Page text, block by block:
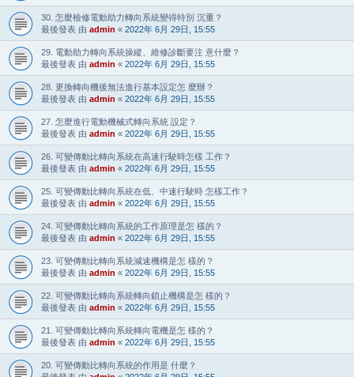
30. 怎麼檢修電動助力轉向系統變得特別 沉重？
最後發表 由 admin « 2022年 6月 29日, 15:55
29. 電動助力轉向系統操縱、維修診斷要注 意什麼？
最後發表 由 admin « 2022年 6月 29日, 15:55
28. 更換轉向機後無法進行基本設定怎 麼辦？
最後發表 由 admin « 2022年 6月 29日, 15:55
27. 怎麼進行電動機械式轉向系統 設定？
最後發表 由 admin « 2022年 6月 29日, 15:55
26. 可變傳動比轉向系統在高速行駛時怎樣 工作？
最後發表 由 admin « 2022年 6月 29日, 15:55
25. 可變傳動比轉向系統在低、中速行駛時 怎樣工作？
最後發表 由 admin « 2022年 6月 29日, 15:55
24. 可變傳動比轉向系統的工作原理是怎 樣的？
最後發表 由 admin « 2022年 6月 29日, 15:55
23. 可變傳動比轉向系統減速機構是怎 樣的？
最後發表 由 admin « 2022年 6月 29日, 15:55
22. 可變傳動比轉向系統轉向鎖止機構是怎 樣的？
最後發表 由 admin « 2022年 6月 29日, 15:55
21. 可變傳動比轉向系統轉向電機是怎 樣的？
最後發表 由 admin « 2022年 6月 29日, 15:55
20. 可變傳動比轉向系統的作用是 什麼？